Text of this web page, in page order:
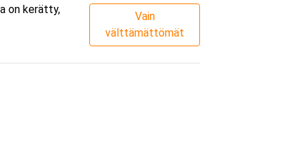
on kerätty,
Vain
välttämättömät